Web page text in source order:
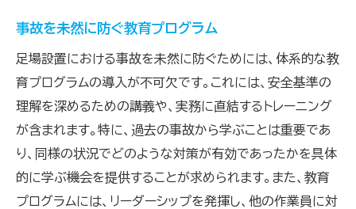
事故を未然に防ぐ教育プログラム
足場設置における事故を未然に防ぐためには、体系的な教
育プログラムの導入が不可欠です。これには、安全基準の
理解を深めるための講義や、実務に直結するトレーニング
が含まれます。特に、過去の事故から学ぶことは重要であ
り、同様の状況でどのような対策が有効であったかを具体
的に学ぶ機会を提供することが求められます。また、教育
プログラムには、リーダーシップを発揮し、他の作業員に対